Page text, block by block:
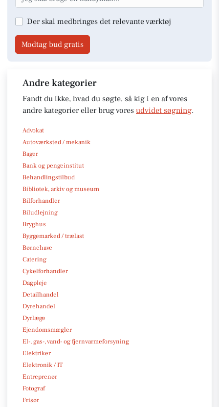
Der skal medbringes det relevante værktøj
Modtag bud gratis
Andre kategorier
Fandt du ikke, hvad du søgte, så kig i en af vores
andre kategorier eller brug vores udvidet søgning.
Advokat
Autoværksted / mekanik
Bager
Bank og pengeinstitut
Behandlingstilbud
Bibliotek, arkiv og museum
Bilforhandler
Biludlejning
Bryghus
Byggemarked / trælast
Børnehave
Catering
Cykelforhandler
Dagpleje
Detailhandel
Dyrehandel
Dyrlæge
Ejendomsmægler
El-, gas-, vand- og fjernvarmeforsyning
Elektriker
Elektronik / IT
Entreprenør
Fotograf
Frisør